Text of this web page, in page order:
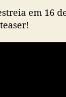
em 16